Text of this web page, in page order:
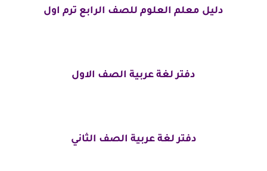
دليل معلم العلوم للصف الرابع ترم اول
دفتر لغة عربية الصف الاول
دفتر لغة عربية الصف الثاني